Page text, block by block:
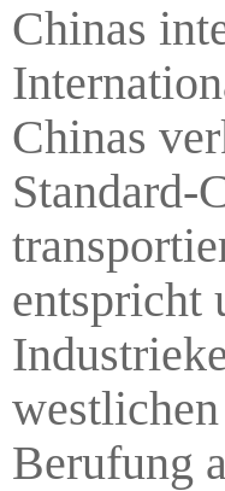
Chinas
Chinas
Standard-
entspricht
Berufung